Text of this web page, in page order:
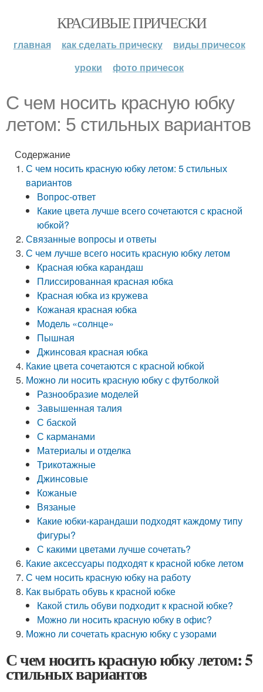
КРАСИВЫЕ ПРИЧЕСКИ
главная как сделать прическу
виды причесок
уроки
фото причесок
С чем носить красную юбку
летом: 5 стильных вариантов
Содержание
С чем носить красную юбку летом: 5 стильных
вариантов
Вопрос-ответ
Какие цвета лучше всего сочетаются с красной
юбкой?
Связанные вопросы и ответы
С чем лучше всего носить красную юбку летом
Красная юбка карандаш
Плиссированная красная юбка
Красная юбка из кружева
Кожаная красная юбка
Модель «солнце»
Пышная
Джинсовая красная юбка
Какие цвета сочетаются с красной юбкой
Можно ли носить красную юбку с футболкой
Разнообразие моделей
Завышенная талия
С баской
С карманами
Материалы и отделка
Трикотажные
Джинсовые
Кожаные
Вязаные
Какие юбки-карандаши подходят каждому типу
фигуры?
С какими цветами лучше сочетать?
Какие аксессуары подходят к красной юбке летом
С чем носить красную юбку на работу
Как выбрать обувь к красной юбке
Какой стиль обуви подходит к красной юбке?
Можно ли носить красную юбку в офис?
Можно ли сочетать красную юбку с узорами
С чем носить красную юбку летом: 5
стильных вариантов